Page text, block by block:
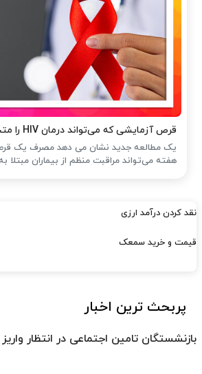
قرص آزمایشی که می‌تواند درمان HIV را متحول کند
یک مطالعه جدید نشان می دهد مصرف یک
هفته می‌تواند مراقبت منظم از بیماران مبتلا به HIV را متحول کند.
نقد کردن درآمد ارزی
قیمت و خرید سمعک
پربحث ترین اخبار
بازنشستگان تامین اجتماعی در انتظار